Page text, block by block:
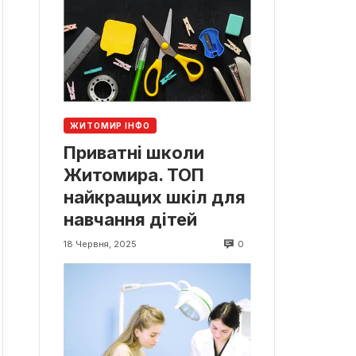
ЖИТОМИР ІНФО
Приватні школи
Житомира. ТОП
найкращих шкіл для
навчання дітей
18 Червня, 2025 0